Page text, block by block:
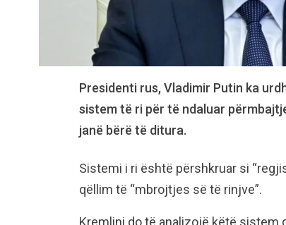
Presidenti rus, Vladimir Putin ka
sistem të ri për të ndaluar
janë bërë të ditura.
Sistemi i ri është përshkruar si
qëllim të “mbrojtjes së të rinjve”.